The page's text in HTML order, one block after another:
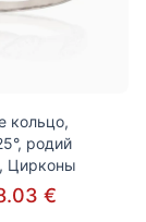
кольцо,
родий
Цирконы
€